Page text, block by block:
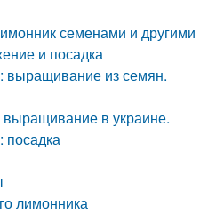
семенами и другими
и посадка
выращивание из семян.
выращивание в украине.
посадка
лимонника